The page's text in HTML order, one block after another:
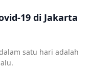
19 di Jakarta
satu hari adalah